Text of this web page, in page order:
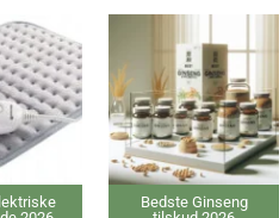
Bedste Ginseng